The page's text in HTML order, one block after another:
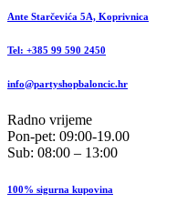
Ante Starčevića 5A, Koprivnica
Tel: +385 99 590 2450
info@partyshopbaloncic.hr
Radno vrijeme
Pon-pet: 09:00-19.00
Sub: 08:00 – 13:00
100% sigurna kupovina